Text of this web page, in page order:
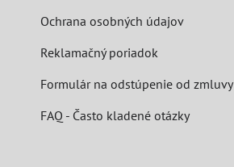
Ochrana osobných údajov
Reklamačný poriadok
Formulár na odstúpenie od zmluvy
FAQ - Často kladené otázky